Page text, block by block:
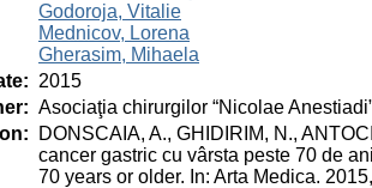
Godoroja, Vitalie
Mednicov, Lorena
Gherasim, Mihaela
: 2015
: Asociaţia chirurgilor “Nicolae
:
DONSCAIA, A., GHIDIRIM, N.,
cancer gastric cu vârsta peste 70 de
70 years or older. In: Arta Medica.